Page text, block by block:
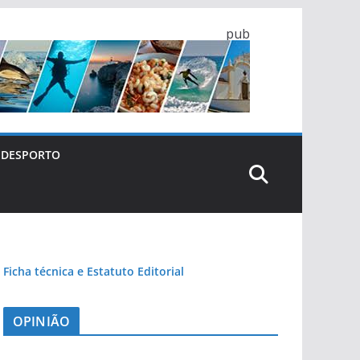
pub
DESPORTO
Ficha técnica e Estatuto Editorial
OPINIÃO